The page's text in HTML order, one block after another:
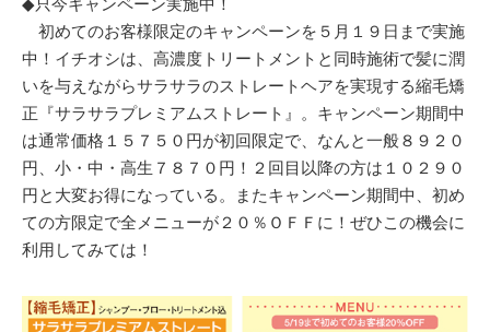
◆只今キャンペーン実施中！
初めてのお客様限定のキャンペーンを５月１９日まで実施
中！イチオシは、高濃度トリートメントと同時施術で髪に潤
いを与えながらサラサラのストレートヘアを実現する縮毛矯
正『サラサラプレミアムストレート』。キャンペーン期間中
は通常価格１５７５０円が初回限定で、なんと一般８９２０
円、小・中・高生７８７０円！２回目以降の方は１０２９０
円と大変お得になっている。またキャンペーン期間中、初め
ての方限定で全メニューが２０％ＯＦＦに！ぜひこの機会に
利用してみては！